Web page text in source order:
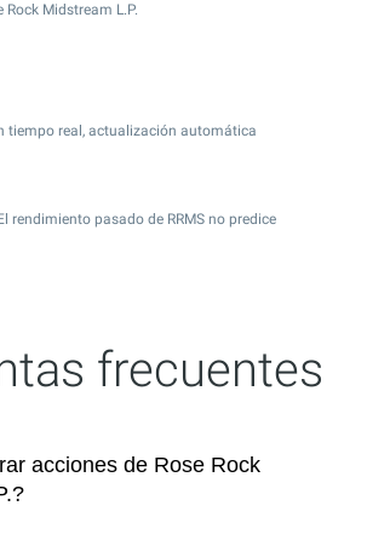
Rock Midstream L.P.
tiempo real, actualización automática
rendimiento pasado de RRMS no predice
frecuentes
acciones de Rose Rock